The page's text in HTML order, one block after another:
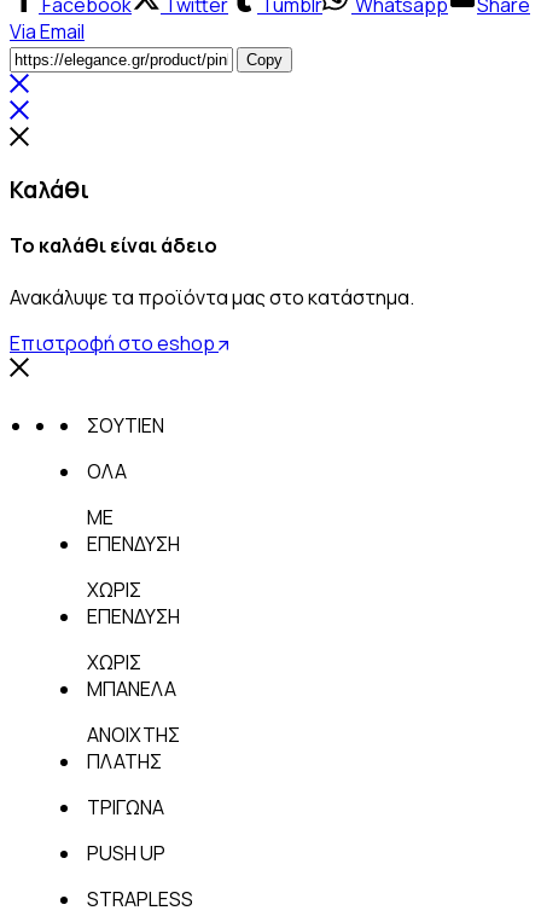
Via Email
Product
URL
Copy
Καλάθι
Το καλάθι είναι άδειο
Ανακάλυψε τα προϊόντα μας στο κατάστημα.
Επιστροφή στο eshop
ΣΟΥΤΙΕΝ
ΟΛΑ
ΜΕ
ΕΠΕΝΔΥΣΗ
ΧΩΡΙΣ
ΕΠΕΝΔΥΣΗ
ΧΩΡΙΣ
ΜΠΑΝΕΛΑ
ΑΝΟΙΧΤΗΣ
ΠΛΑΤΗΣ
ΤΡΙΓΩΝΑ
PUSH UP
STRAPLESS